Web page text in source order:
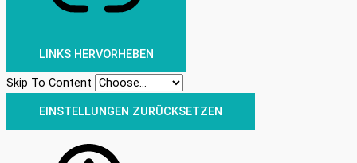
LINKS HERVORHEBEN
Skip To Content
EINSTELLUNGEN ZURÜCKSETZEN